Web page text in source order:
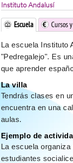
Instituto Andalusí
Escuela Cursos
La escuela Instituto
"Pedregalejo". Es
que aprender
La villa
Tendrás clases en
encuentra en una
aulas.
Ejemplo de
La escuela
estudiantes